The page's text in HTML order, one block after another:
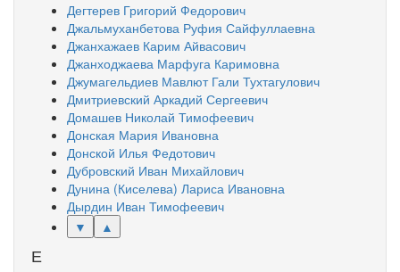
Дегтерев Григорий Федорович
Джальмуханбетова Руфия Сайфуллаевна
Джанхажаев Карим Айвасович
Джанходжаева Марфуга Каримовна
Джумагельдиев Мавлют Гали Тухтагулович
Дмитриевский Аркадий Сергеевич
Домашев Николай Тимофеевич
Донская Мария Ивановна
Донской Илья Федотович
Дубровский Иван Михайлович
Дунина (Киселева) Лариса Ивановна
Дырдин Иван Тимофеевич
▼
▲
Е